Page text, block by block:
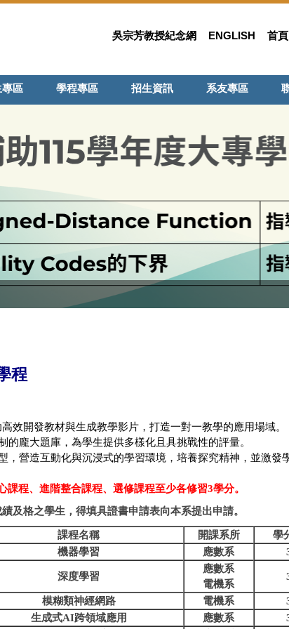
吳宗芳教授紀念網 ENGLISH 首頁
區 學程專區 招生資訊 系友專區
程
效開發教材與生成教學影片，打造一對一教學的應用場域。
的龐大題庫，為學生提供多樣化且具挑戰性的評量。
，營造互動化與沉浸式的學習環境，培養探究精神，並激發
課程、進階整合課程、選修課程至少各修習3學分。
及格之學生，得填具證書申請表向本系提出申請。
課程名稱 開課系所 學
機器學習 應數系
深度學習
應數系
電機系
模糊類神經網路 電機系
生成式AI跨領域應用 應數系